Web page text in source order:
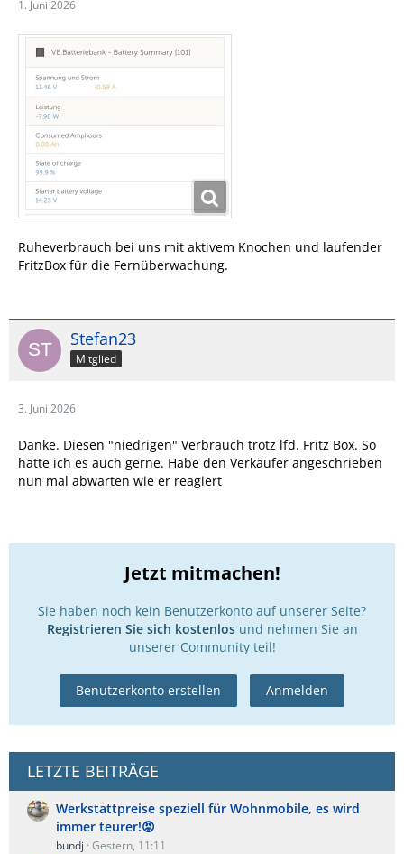
1. Juni 2026
Ruheverbrauch bei uns mit aktivem Knochen und laufender
FritzBox für die Fernüberwachung.
Stefan23
Mitglied
3. Juni 2026
Danke. Diesen "niedrigen" Verbrauch trotz lfd. Fritz Box. So
hätte ich es auch gerne. Habe den Verkäufer angeschrieben
nun mal abwarten wie er reagiert
Jetzt mitmachen!
Sie haben noch kein Benutzerkonto auf unserer Seite?
Registrieren Sie sich kostenlosund nehmen Sie an
unserer Community teil!
Benutzerkonto erstellen Anmelden
LETZTE BEITRÄGE
Werkstattpreise speziell für Wohnmobile, es wird
immer teurer!😡
bundj Gestern, 11:11